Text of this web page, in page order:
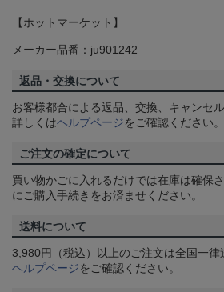
【ホットマーケット】
メーカー品番：ju901242
返品・交換について
お客様都合による返品、交換、キャンセ
詳しくはヘルプページをご確認ください。
ご注文の確定について
買い物かごに入れるだけでは在庫は確保
にご購入手続きをお済ませください。
送料について
3,980円（税込）以上のご注文は全国一
ヘルプページをご確認ください。